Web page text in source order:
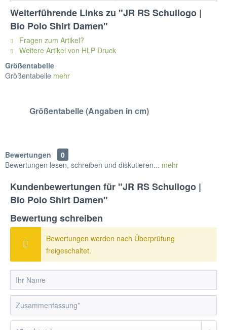
Weiterführende Links zu "JR RS Schullogo |
Bio Polo Shirt Damen"
Fragen zum Artikel?
Weitere Artikel von HLP Druck
Größentabelle
Größentabelle mehr
Größentabelle (Angaben in cm)
Bewertungen
0
Bewertungen lesen, schreiben und diskutieren... mehr
Kundenbewertungen für "JR RS Schullogo |
Bio Polo Shirt Damen"
Bewertung schreiben
Bewertungen werden nach Überprüfung
freigeschaltet.